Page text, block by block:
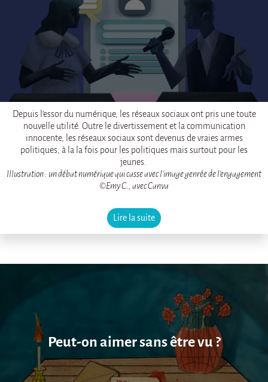
Depuis l’essor du numérique, les réseaux sociaux ont pris une toute
nouvelle utilité. Outre le divertissement et la communication
innocente, les réseaux sociaux sont devenus de vraies armes
politiques, à la la fois pour les politiques mais surtout pour les
jeunes.
Illustration : un débat numérique qui casse avec l’image genrée de l’engagement
©Emy C., avec Canva
Lire la suite
Peut-on aimer sans être vu ?